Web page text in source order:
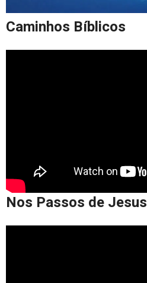
Caminhos Bíblicos
Nos Passos de Jesus